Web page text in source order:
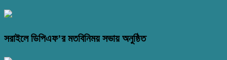
সরাইলে ডিপিএফ’র মতবিনিময় সভায় অনুষ্ঠিত